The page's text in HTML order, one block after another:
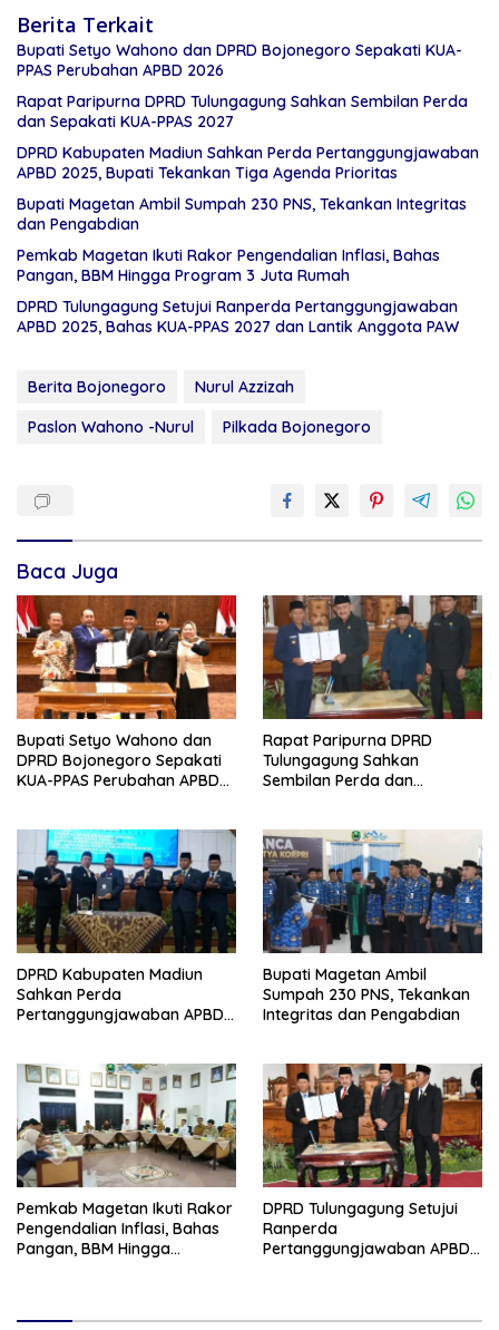
Berita Terkait
Bupati Setyo Wahono dan DPRD Bojonegoro Sepakati KUA-
PPAS Perubahan APBD 2026
Rapat Paripurna DPRD Tulungagung Sahkan Sembilan Perda
dan Sepakati KUA-PPAS 2027
DPRD Kabupaten Madiun Sahkan Perda Pertanggungjawaban
APBD 2025, Bupati Tekankan Tiga Agenda Prioritas
Bupati Magetan Ambil Sumpah 230 PNS, Tekankan Integritas
dan Pengabdian
Pemkab Magetan Ikuti Rakor Pengendalian Inflasi, Bahas
Pangan, BBM Hingga Program 3 Juta Rumah
DPRD Tulungagung Setujui Ranperda Pertanggungjawaban
APBD 2025, Bahas KUA-PPAS 2027 dan Lantik Anggota PAW
Berita Bojonegoro
Nurul Azzizah
Paslon Wahono -Nurul
Pilkada Bojonegoro
Baca Juga
Bupati Setyo Wahono dan
DPRD Bojonegoro Sepakati
KUA-PPAS Perubahan APBD
Rapat Paripurna DPRD
Tulungagung Sahkan
Sembilan Perda dan
DPRD Kabupaten Madiun
Sahkan Perda
Pertanggungjawaban APBD
Bupati Magetan Ambil
Sumpah 230 PNS, Tekankan
Integritas dan Pengabdian
Pemkab Magetan Ikuti Rakor
Pengendalian Inflasi, Bahas
Pangan, BBM Hingga
DPRD Tulungagung Setujui
Ranperda
Pertanggungjawaban APBD